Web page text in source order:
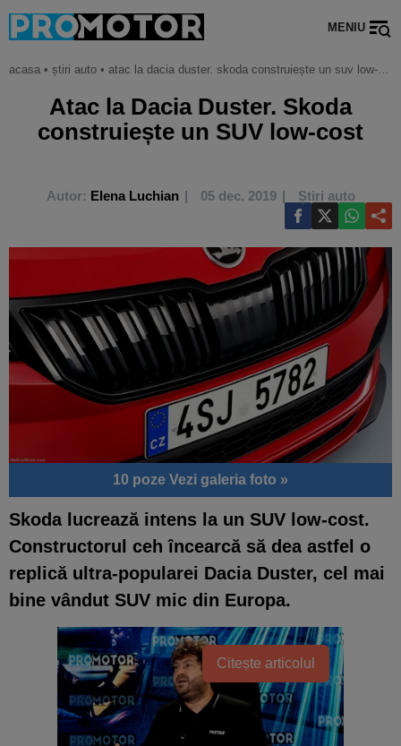
MENIU
acasa • știri auto • atac la dacia duster. skoda construiește un suv low-cost
Atac la Dacia Duster. Skoda
construiește un SUV low-cost
Autor: Elena Luchian 05 dec. 2019 Știri auto
10 poze Vezi galeria foto »
Skoda lucrează intens la un SUV low-cost.
Constructorul ceh încearcă să dea astfel o
replică ultra-popularei Dacia Duster, cel mai
bine vândut SUV mic din Europa.
Citește articolul